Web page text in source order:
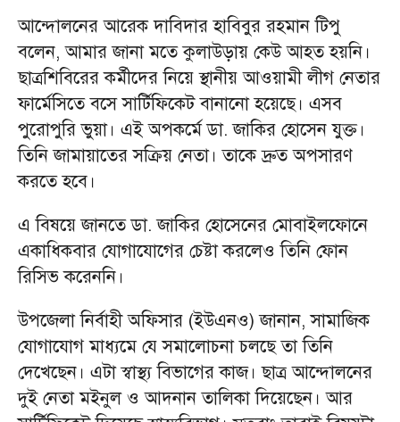
আন্দোলনের আরেক দাবিদার হাবিবুর রহমান টিপু
বলেন, আমার জানা মতে কুলাউড়ায় কেউ আহত হয়নি।
ছাত্রশিবিরের কর্মীদের নিয়ে স্থানীয় আওয়ামী লীগ নেতার
ফার্মেসিতে বসে সার্টিফিকেট বানানো হয়েছে। এসব
পুরোপুরি ভুয়া। এই অপকর্মে ডা. জাকির হোসেন যুক্ত।
তিনি জামায়াতের সক্রিয় নেতা। তাকে দ্রুত অপসারণ
করতে হবে।
এ বিষয়ে জানতে ডা. জাকির হোসেনের মোবাইলফোনে
একাধিকবার যোগাযোগের চেষ্টা করলেও তিনি ফোন
রিসিভ করেননি।
উপজেলা নির্বাহী অফিসার (ইউএনও) জানান, সামাজিক
যোগাযোগ মাধ্যমে যে সমালোচনা চলছে তা তিনি
দেখেছেন। এটা স্বাস্থ্য বিভাগের কাজ। ছাত্র আন্দোলনের
দুই নেতা মইনুল ও আদনান তালিকা দিয়েছেন। আর